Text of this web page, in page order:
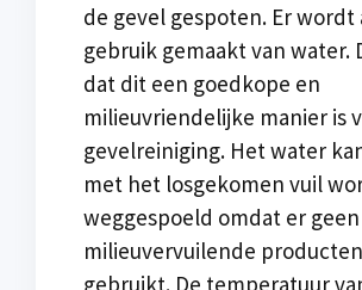
de gevel gespoten. Er wordt
gebruik gemaakt van water.
dat dit een goedkope en
milieuvriendelijke manier is
gevelreiniging. Het water
met het losgekomen vuil
weggespoeld omdat er geen
milieuvervuilende
gebruikt. De temperatuur